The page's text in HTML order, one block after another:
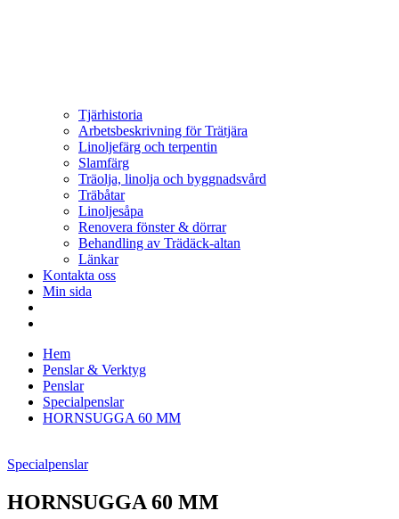
Tjärhistoria
Arbetsbeskrivning för Trätjära
Linoljefärg och terpentin
Slamfärg
Träolja, linolja och byggnadsvård
Träbåtar
Linoljesåpa
Renovera fönster & dörrar
Behandling av Trädäck-altan
Länkar
Kontakta oss
Min sida
Hem
Penslar & Verktyg
Penslar
Specialpenslar
HORNSUGGA 60 MM
Specialpenslar
HORNSUGGA 60 MM